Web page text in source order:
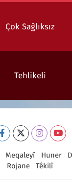
Çok Sağlıksız
Tehlikeli
Meqaleyî Huner
Rojane
Têkilî